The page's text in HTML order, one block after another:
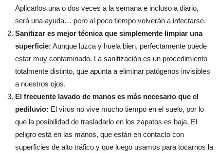
Aplicarlos una o dos veces a la semana e incluso a diario,
será una ayuda… pero al poco tiempo volverán a infectarse.
Sanitizar es mejor técnica que simplemente limpiar una
superficie: Aunque luzca y huela bien, perfectamente puede
estar muy contaminado. La sanitización es un procedimiento
totalmente distinto, que apunta a eliminar patógenos invisibles
a nuestros ojos.
El frecuente lavado de manos es más necesario que el
pediluvio: El virus no vive mucho tiempo en el suelo, por lo
que la posibilidad de trasladarlo en los zapatos es baja. El
peligro está en las manos, que están en contacto con
superficies de alto tráfico y que luego usamos para tocarnos la